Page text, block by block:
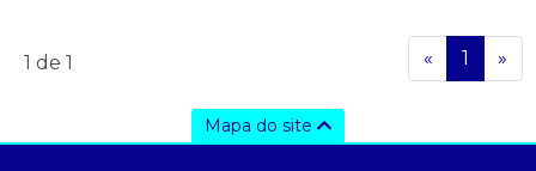
1 de 1 « 1 »
Mapa do site